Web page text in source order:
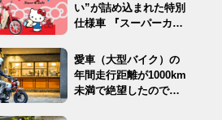
い”が詰め込まれた特別
仕様車 『スーパーカ
愛車（大型バイク）の
年間走行距離が1000km
未満で絶望したので